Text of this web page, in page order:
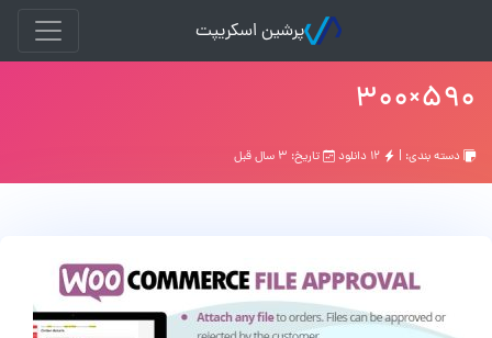
پرشین اسکریپت
۵۹۰×۳۰۰
دسته بندی: | تاریخ: ۳ سال قبل